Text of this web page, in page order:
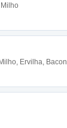
Ervilha, Bacon